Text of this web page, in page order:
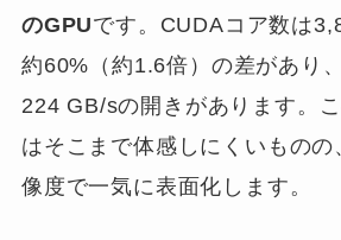
のGPUです。CUDAコア数は
約60%（約1.6倍）の差があり
224 GB/sの開きがあります。
はそこまで体感しにくいもの
像度で一気に表面化します。